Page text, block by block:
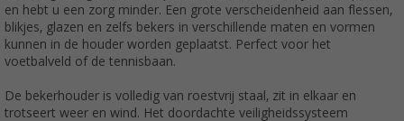
en hebt u een zorg minder. Een grote verscheidenheid aan flessen,
blikjes, glazen en zelfs bekers in verschillende maten en vormen
kunnen in de houder worden geplaatst. Perfect voor het
voetbalveld of de tennisbaan.
De bekerhouder is volledig van roestvrij staal, zit in elkaar en
trotseert weer en wind. Het doordachte veiligheidssysteem